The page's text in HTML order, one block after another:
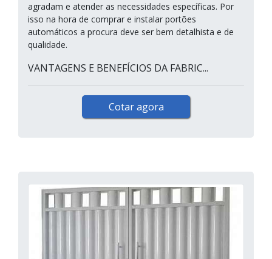
agradam e atender as necessidades específicas. Por
isso na hora de comprar e instalar portões
automáticos a procura deve ser bem detalhista e de
qualidade.
VANTAGENS E BENEFÍCIOS DA FABRIC...
Cotar agora